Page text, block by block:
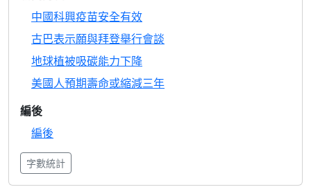
中國科興疫苗安全有效
古巴表示願與拜登舉行會談
地球植被吸碳能力下降
美國人預期壽命或縮減三年
編後
編後
字數統計